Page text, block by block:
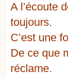
A l’écoute
toujours.
C’est une
De ce que
réclame.